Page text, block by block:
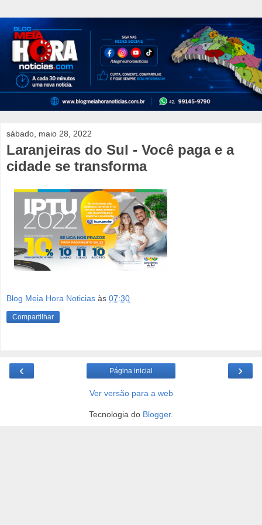
sábado, maio 28, 2022
Laranjeiras do Sul - Você paga e a
cidade se transforma
Blog Meia Hora Noticias às 07:30
Compartilhar
‹ ›
Página inicial
Ver versão para a web
Tecnologia do Blogger.